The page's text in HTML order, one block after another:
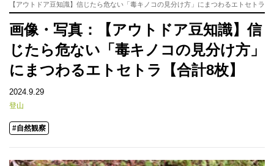
【アウトドア豆知識】信じたら危ない「毒キノコの見分け方」にまつわるエトセトラ
画像・写真：【アウトドア豆知識】信
じたら危ない「毒キノコの見分け方」
にまつわるエトセトラ【合計8枚】
2024.9.29
登山
#自然観察